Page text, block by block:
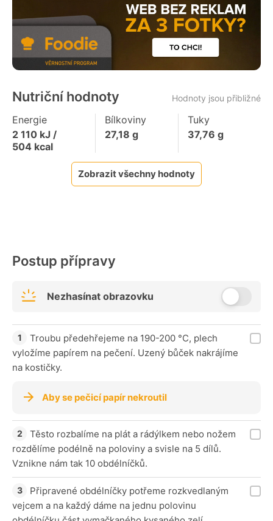
Nutriční hodnoty Hodnoty jsou přibližné
Energie
2 110 kJ /
504 kcal
Bílkoviny
27,18 g
Tuky
37,76 g
Zobrazit všechny hodnoty
Postup přípravy
Nezhasínat obrazovku
Troubu předehřejeme na 190-200 °C, plech
vyložíme papírem na pečení. Uzený bůček nakrájíme
na kostičky.
Aby se pečicí papír nekroutil
Těsto rozbalíme na plát a rádýlkem nebo nožem
rozdělíme podélně na poloviny a svisle na 5 dílů.
Vznikne nám tak 10 obdélníčků.
Připravené obdélníčky potřeme rozkvedlaným
vejcem a na každý dáme na jednu polovinu